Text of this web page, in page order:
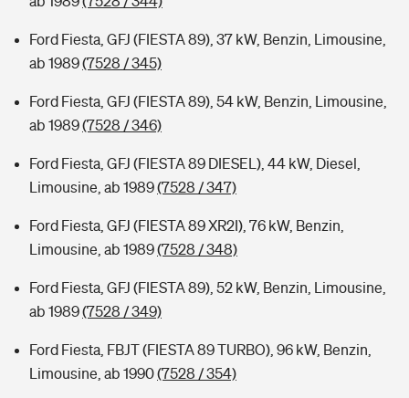
Ford Fiesta, GFJ (FIESTA 89), 37 kW, Benzin, Limousine,
ab 1989(7528 / 345)
Ford Fiesta, GFJ (FIESTA 89), 54 kW, Benzin, Limousine,
ab 1989(7528 / 346)
Ford Fiesta, GFJ (FIESTA 89 DIESEL), 44 kW, Diesel,
Limousine, ab 1989(7528 / 347)
Ford Fiesta, GFJ (FIESTA 89 XR2I), 76 kW, Benzin,
Limousine, ab 1989(7528 / 348)
Ford Fiesta, GFJ (FIESTA 89), 52 kW, Benzin, Limousine,
ab 1989(7528 / 349)
Ford Fiesta, FBJT (FIESTA 89 TURBO), 96 kW, Benzin,
Limousine, ab 1990(7528 / 354)